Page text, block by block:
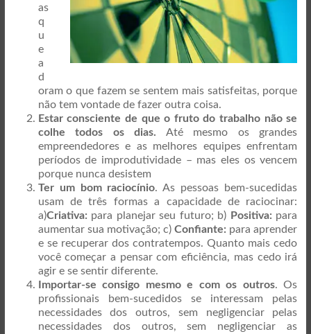
as
q
u
e
a
d
oram o que fazem se sentem mais satisfeitas, porque
não tem vontade de fazer outra coisa.
Estar consciente de que o fruto do trabalho não se
colhe todos os dias. Até mesmo os grandes
empreendedores e as melhores equipes enfrentam
períodos de improdutividade – mas eles os vencem
porque nunca desistem
Ter um bom raciocínio. As pessoas bem-sucedidas
usam de três formas a capacidade de raciocinar:
a)Criativa: para planejar seu futuro; b) Positiva: para
aumentar sua motivação; c)Confiante: para aprender
e se recuperar dos contratempos. Quanto mais cedo
você começar a pensar com eficiência, mas cedo irá
agir e se sentir diferente.
Importar-se consigo mesmo e com os outros. Os
profissionais bem-sucedidos se interessam pelas
necessidades dos outros, sem negligenciar pelas
necessidades dos outros, sem negligenciar as